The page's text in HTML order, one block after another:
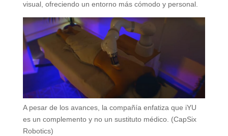
visual, ofreciendo un entorno más cómodo y personal.
A pesar de los avances, la compañía enfatiza que iYU
es un complemento y no un sustituto médico. (CapSix
Robotics)